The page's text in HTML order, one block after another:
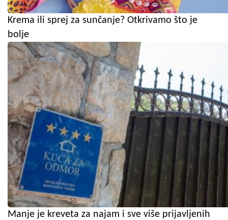
Krema ili sprej za sunčanje? Otkrivamo što je
bolje
Manje je kreveta za najam i sve više prijavljenih